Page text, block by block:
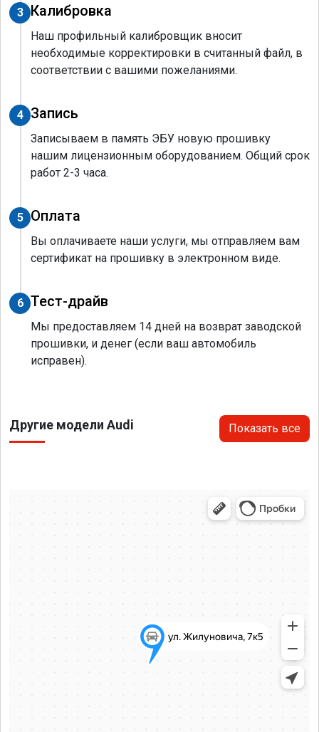
3 Калибровка
Наш профильный калибровщик вносит
необходимые корректировки в считанный файл, в
соответствии с вашими пожеланиями.
4 Запись
Записываем в память ЭБУ новую прошивку
нашим лицензионным оборудованием. Общий срок
работ 2-3 часа.
5 Оплата
Вы оплачиваете наши услуги, мы отправляем вам
сертификат на прошивку в электронном виде.
6 Тест-драйв
Мы предоставляем 14 дней на возврат заводской
прошивки, и денег (если ваш автомобиль
исправен).
Другие модели Audi Показать все